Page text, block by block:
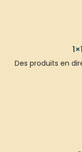
Des produits en